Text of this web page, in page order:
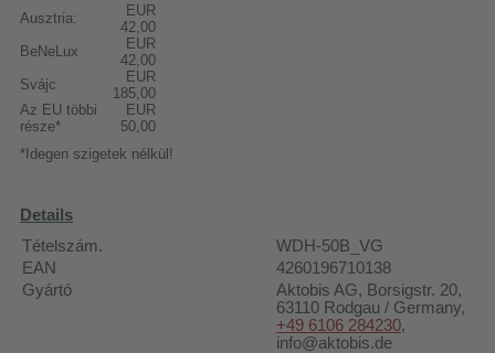
Ausztria:
EUR
42,00
BeNeLux
EUR
42,00
Svájc
EUR
185,00
Az EU többi
része*
EUR
50,00
*Idegen szigetek nélkül!
Details
Tételszám.
WDH-50B_VG
EAN
4260196710138
Gyártó
Aktobis AG, Borsigstr. 20,
63110 Rodgau / Germany,
+49 6106 284230,
info@aktobis.de